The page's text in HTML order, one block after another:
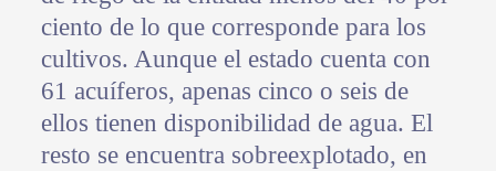
ciento de lo que corresponde para los
cultivos. Aunque el estado cuenta con
61 acuíferos, apenas cinco o seis de
ellos tienen disponibilidad de agua. El
resto se encuentra sobreexplotado, en